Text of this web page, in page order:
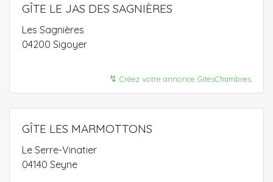
GÎTE LE JAS DES SAGNIÈRES
Les Sagnières
04200 Sigoyer
↯ Créez votre annonce GitesChambres
GÎTE LES MARMOTTONS
Le Serre-Vinatier
04140 Seyne